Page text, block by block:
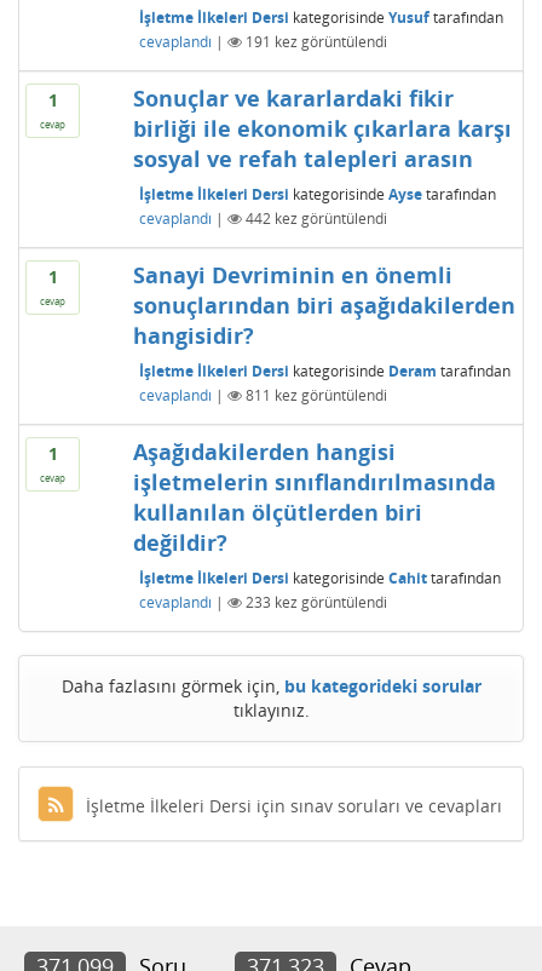
İşletme İlkeleri Dersi kategorisinde Yusuf tarafından
cevaplandı | 191 kez görüntülendi
1
cevap
Sonuçlar ve kararlardaki fikir
birliği ile ekonomik çıkarlara karşı
sosyal ve refah talepleri arasın
İşletme İlkeleri Dersi kategorisinde Ayse tarafından
cevaplandı | 442kez görüntülendi
1
cevap
Sanayi Devriminin en önemli
sonuçlarından biri aşağıdakilerden
hangisidir?
İşletme İlkeleri Dersi kategorisinde Deram tarafından
cevaplandı | 811 kez görüntülendi
1
cevap
Aşağıdakilerden hangisi
işletmelerin sınıflandırılmasında
kullanılan ölçütlerden biri
değildir?
İşletme İlkeleri Dersi kategorisinde Cahit tarafından
cevaplandı | 233 kez görüntülendi
Daha fazlasını görmek için, bu kategorideki sorular
tıklayınız.
İşletme İlkeleri Dersi için sınav soruları ve cevapları